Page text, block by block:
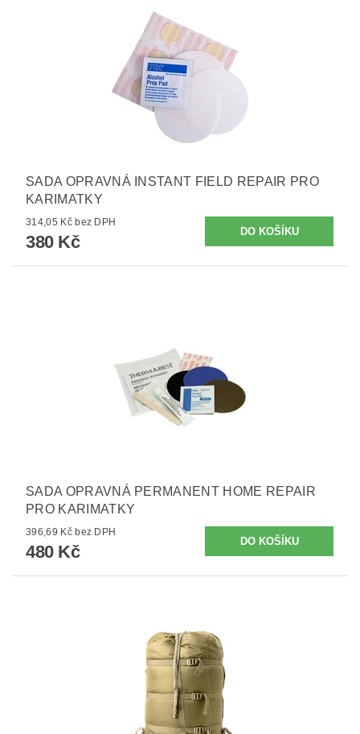
SADA OPRAVNÁ INSTANT FIELD REPAIR PRO
KARIMATKY
314,05 Kč bez DPH
380 Kč
SADA OPRAVNÁ PERMANENT HOME REPAIR
PRO KARIMATKY
396,69 Kč bez DPH
480 Kč